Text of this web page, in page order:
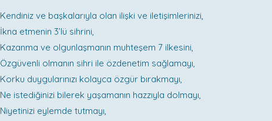
Kendiniz ve başkalarıyla olan ilişki ve iletişimlerinizi,
İkna etmenin 3’lü sihrini,
Kazanma ve olgunlaşmanın muhteşem 7 ilkesini,
Özgüvenli olmanın sihri ile özdenetim sağlamayı,
Korku duygularınızı kolayca özgür bırakmayı,
Ne istediğinizi bilerek yaşamanın hazzıyla dolmayı,
Niyetinizi eylemde tutmayı,